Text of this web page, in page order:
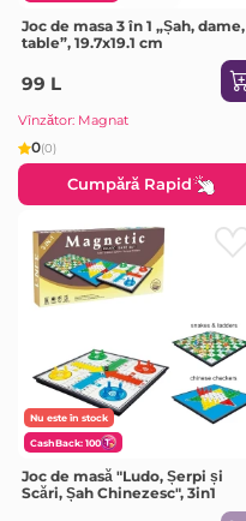
Joc de masa 3 în 1 „Șah, dame,
table”, 19.7x19.1 cm
99 L
Vînzător: Magnat
0(0)
Cumpără Rapid
Nu este în stock
CashBack: 100
Joc de masă "Ludo, Șerpi și
Scări, Șah Chinezesc", 3in1